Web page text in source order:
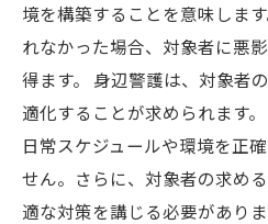
境を構築することを意味しま
れなかった場合、対象者に悪
得ます。 身辺警護は、対象者
適化することが求められます
日常スケジュールや環境を正
せん。さらに、対象者の求め
適な対策を講じる必要があり